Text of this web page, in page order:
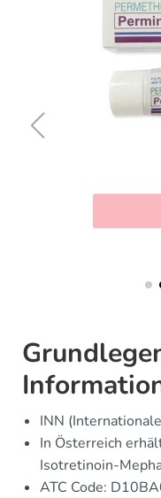
INN
In Österreich
Isotretinoin-
ATC Code: